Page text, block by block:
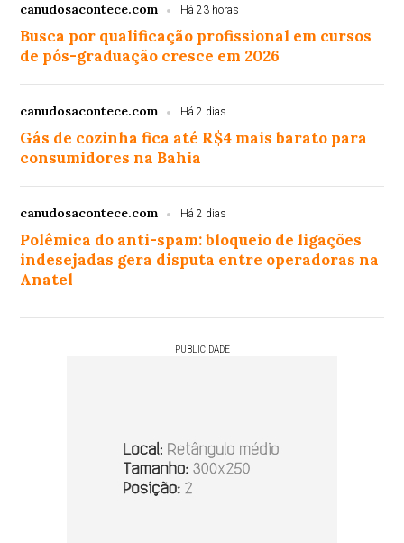
canudosacontece.com Há 23 horas
Busca por qualificação profissional em cursos
de pós-graduação cresce em 2026
canudosacontece.com Há 2 dias
Gás de cozinha fica até R$4 mais barato para
consumidores na Bahia
canudosacontece.com Há 2 dias
Polêmica do anti-spam: bloqueio de ligações
indesejadas gera disputa entre operadoras na
Anatel
PUBLICIDADE